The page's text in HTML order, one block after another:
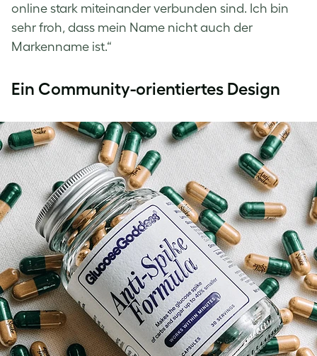
online stark miteinander verbunden sind. Ich bin
sehr froh, dass mein Name nicht auch der
Markenname ist.“
Ein Community-orientiertes Design